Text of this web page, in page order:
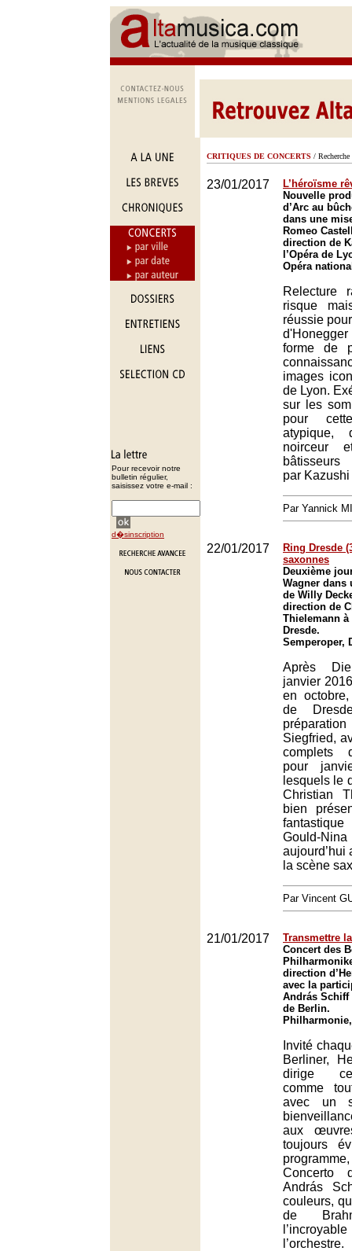
Pour recevoir notre
bulletin régulier,
saisissez votre e-mail :
d�sinscription
CRITIQUES DE CONCERTS / Recherche
23/01/2017
L’héroïsme
Nouvelle
d’Arc au
dans une
Romeo
direction de
l’Opéra de
Opéra
Relecture
risque
réussie
forme de
images
de Lyon.
sur les
pour
atypique,
noirceur
bâtisseurs
par Kazushi
Par Yannick
22/01/2017
Ring Dresde
saxonnes
Deuxième
Wagner dans
de Willy
direction de
Thielemann
Dresde.
Semperoper,
Après
janvier
en
de
Siegfried,
complets
pour
lesquels le
Christian
bien
Gould-
aujourd’hui
la scène
Par Vincent
21/01/2017
Transmettre
Concert des
direction
avec la
András
de Berlin.
Invité
Berliner,
dirige
comme
avec un
aux
toujours
Concerto
András
couleurs,
de
l’orchestre.